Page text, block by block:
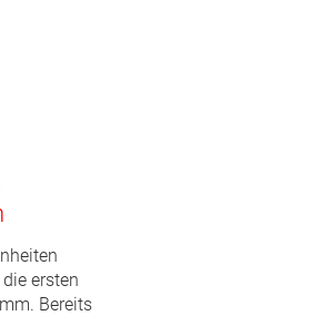
ersten
Bereits